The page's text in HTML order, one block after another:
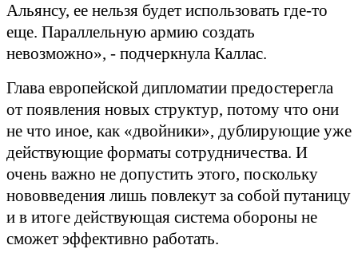
Альянсу, ее нельзя будет использовать где-то
еще. Параллельную армию создать
невозможно», - подчеркнула Каллас.
Глава европейской дипломатии предостерегла
от появления новых структур, потому что они
не что иное, как «двойники», дублирующие уже
действующие форматы сотрудничества. И
очень важно не допустить этого, поскольку
нововведения лишь повлекут за собой путаницу
и в итоге действующая система обороны не
сможет эффективно работать.